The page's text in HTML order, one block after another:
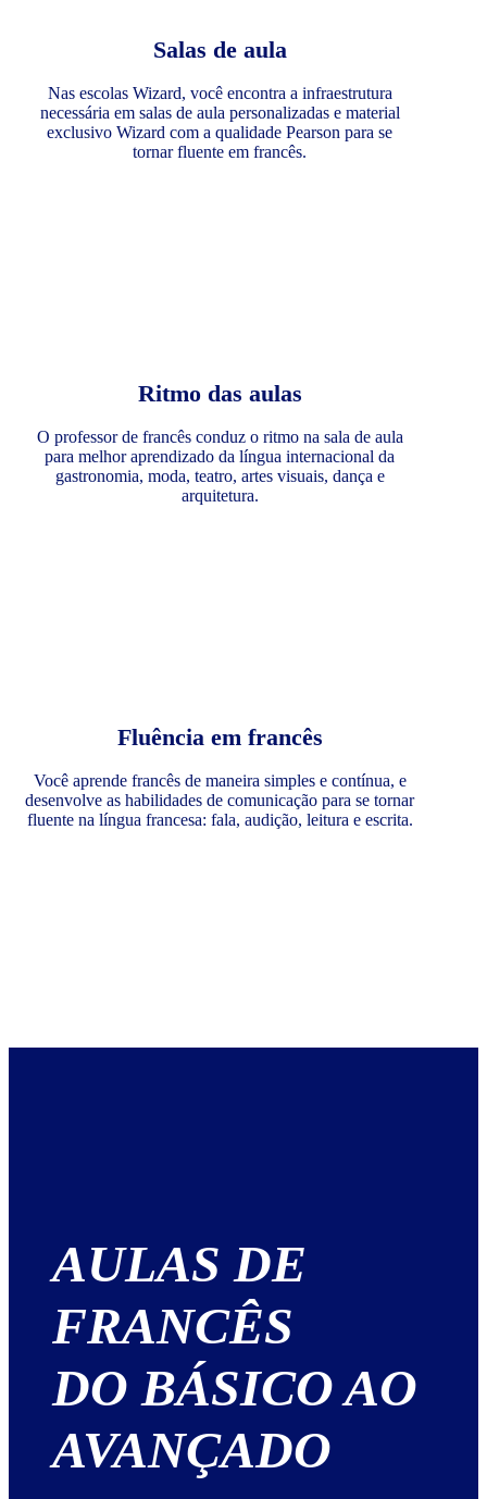
Salas de aula
Nas escolas Wizard, você encontra a infraestrutura
necessária em salas de aula personalizadas e material
exclusivo Wizard com a qualidade Pearson para se
tornar fluente em francês.
Ritmo das aulas
O professor de francês conduz o ritmo na sala de aula
para melhor aprendizado da língua internacional da
gastronomia, moda, teatro, artes visuais, dança e
arquitetura.
Fluência em francês
Você aprende francês de maneira simples e contínua, e
desenvolve as habilidades de comunicação para se tornar
fluente na língua francesa: fala, audição, leitura e escrita.
AULAS DE
FRANCÊS
DO BÁSICO AO
AVANÇADO